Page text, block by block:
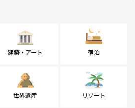
建築・アート 宿泊
世界遺産 リゾート